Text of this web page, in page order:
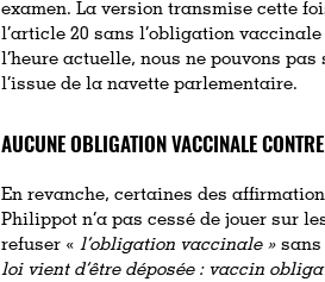
examen. La version transmise cette
l’article 20 sans l’obligation
l’heure actuelle, nous ne pouvons
l’issue de la navette parlementaire.
AUCUNE OBLIGATION VACCINALE
En revanche, certaines des
Philippot n’a pas cessé de jouer sur
refuser «l’obligation vaccinale » sans
loi vient d’être déposée : vaccin